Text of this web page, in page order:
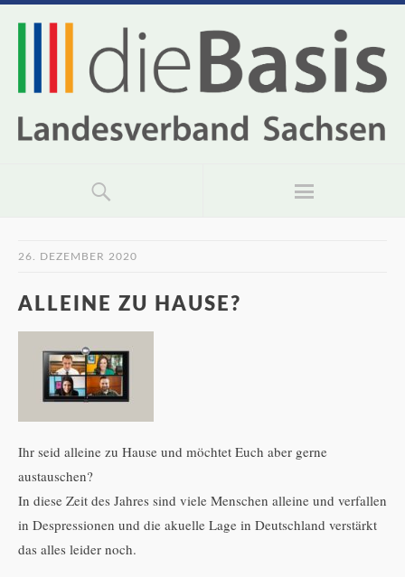
26. DEZEMBER 2020
ALLEINE ZU HAUSE?
Ihr seid alleine zu Hause und möchtet Euch aber gerne
austauschen?
In diese Zeit des Jahres sind viele Menschen alleine und verfallen
in Despressionen und die akuelle Lage in Deutschland verstärkt
das alles leider noch.